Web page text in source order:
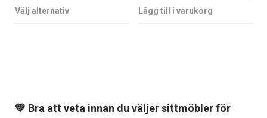
väljas
väljas
Välj alternativ
här
Lägg till i varukorg
💚 Bra att veta innan du väljer sittmöbler för